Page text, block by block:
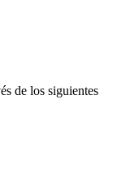
de los siguientes